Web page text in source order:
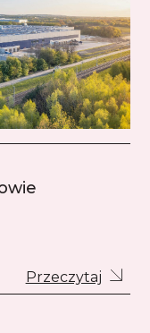
Przeczytaj